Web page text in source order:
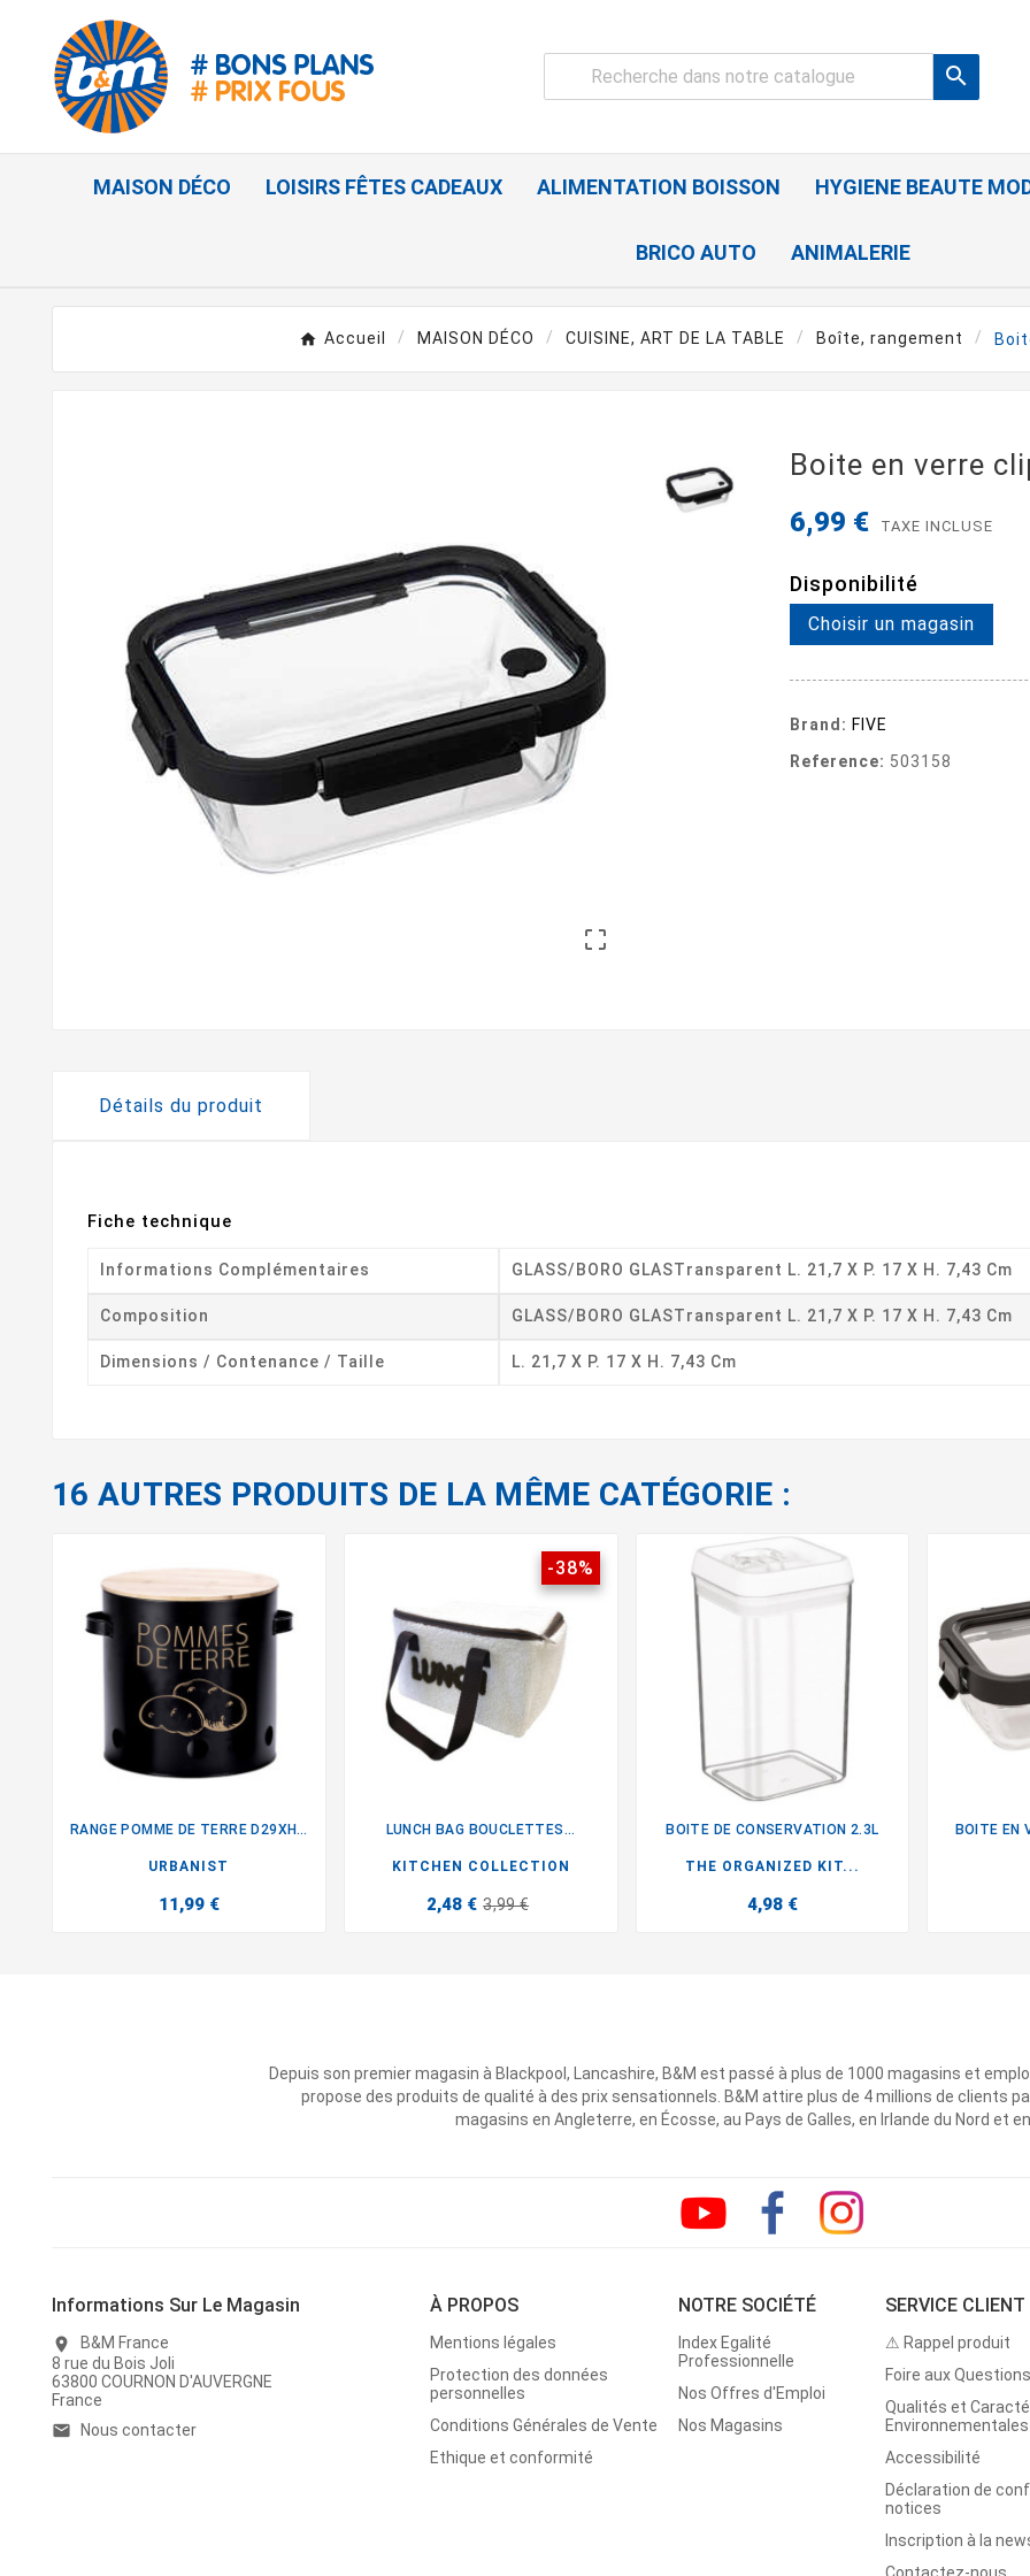

MAISON DÉCO LOISIRS FÊTES CADEAUX ALIMENTATION BOISSON HYGIENE BEAUTE
BRICO AUTO ANIMALERIE
Accueil MAISON DÉCO CUISINE, ART DE LA TABLE Boîte, rangement

Boite en verre
6,99 € TAXE INCLUSE
Disponibilité
Choisir un magasin
Brand: FIVE
Reference: 503158
Détails du produit
Fiche technique
Informations Complémentaires GLASS/BORO GLASTransparent L. 21,7 X P. 17 X H. 7,43 Cm
Composition GLASS/BORO GLASTransparent L. 21,7 X P. 17 X H. 7,43 Cm
Dimensions / Contenance / Taille L. 21,7 X P. 17 X H. 7,43 Cm
16 AUTRES PRODUITS DE LA MÊME CATÉGORIE :
RANGE POMME DE TERRE D29XH24CM
URBANIST
11,99 €
-38%
LUNCH BAG BOUCLETTES...
KITCHEN COLLECTION
2,48 € 3,99 €
BOITE DE CONSERVATION 2.3L
THE ORGANIZED KIT...
4,98 €
BOITE EN
Depuis son premier magasin à Blackpool, Lancashire, B&M est passé à plus de 1000 magasins et
propose des produits de qualité à des prix sensationnels. B&M attire plus de 4 millions de clients
magasins en Angleterre, en Écosse, au Pays de Galles, en Irlande du Nord et
Informations Sur Le Magasin
location_on
B&M France
8 rue du Bois Joli
63800 COURNON D'AUVERGNE
France
email Nous contacter
À PROPOS
Mentions légales
Protection des données
personnelles
Conditions Générales de Vente
Ethique et conformité
NOTRE SOCIÉTÉ
Index Egalité
Professionnelle
Nos Offres d'Emploi
Nos Magasins
SERVICE CLIENT
⚠ Rappel produit
Foire aux
Qualités et
Environnementales
Accessibilité
Déclaration de
notices
Inscription à la
Contactez-nous